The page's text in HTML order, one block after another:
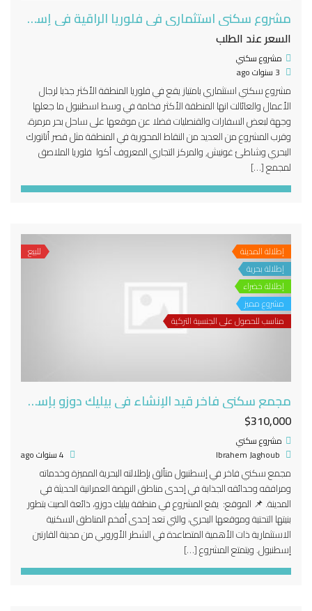
مشروع سكني استثماري في فلوريا الراقية في إسطنبول الأوروبية
السعر عند الطلب
مشروع سكني
مشروع سكني استثماري بامتياز يقع في فلوريا المنطقة الأكثر جذبا لرجال
الأعمال والعائالت انها المنطقة الأكثر فخامة في وسط اسطنبول ما جعلها
وجهة لبعض السفارات والقنصليات فضلا عن موقعها على ساحل بحر مرمرة،
وقرب المشروع من العديد من النقاط المحورية في المنطقة مثل قصر أتاتورك
البحري وشاطئ غونيش, والمركز التجاري المعروف أكوا فلوريا الملاصق
لمجمع […]
إطلالة المدينة
إطلالة بحرية
إطلالة خضراء
مشروع مميز
مناسب للحصول على الجنسية التركية
للبيع
مجمع سكني فاخر قيد الإنشاء في بيليك دوزو بإسطنبول الأوروبية
$310,000
مشروع سكني
Ibrahem Jaghoub
مجمع سكني فاخر في إسطنبول متألق بإطلالته البحرية المميزة وخدماته
ومرافقه وحدائقه الجذابة في إحدى مناطق النهضة العمرانية الحديثة في
المدينة. 📌 الموقع: يقع المشروع في منطقة بيليك دوزو، ذائعة الصيت بتطور
بنيتها التحتية وموقعها البحري، والتي تعد إحدى أفخم المناطق السكنية
الاستثمارية ذات الأهمية المتصاعدة في الشطر الأوروبي من مدينة القارتين
إسطنبول. ويتمتع المشروع […]